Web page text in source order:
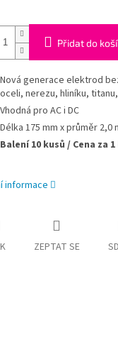
Přidat do
Nová generace elektrod
oceli, nerezu, hliníku,
Vhodná pro AC i DC
Délka 175 mm x průměr 2,0
Balení 10 kusů / Cena za 1
informace
ZEPTAT SE